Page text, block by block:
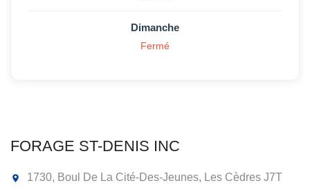
Dimanche
Fermé